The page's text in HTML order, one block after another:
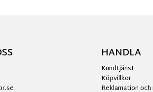
HANDLA
Kundtjänst
Köpvillkor
Reklamation